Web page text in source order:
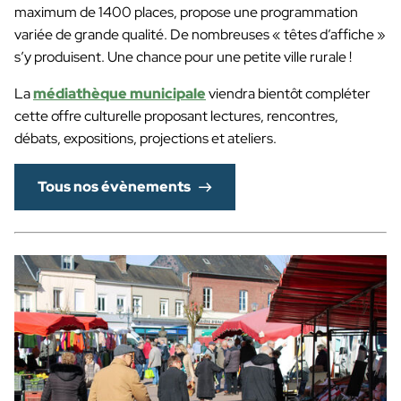
maximum de 1400 places, propose une programmation
variée de grande qualité. De nombreuses « têtes d’affiche »
s’y produisent. Une chance pour une petite ville rurale !
Lamédiathèque municipaleviendra bientôt compléter
cette offre culturelle proposant lectures, rencontres,
débats, expositions, projections et ateliers.
Tous nos évènements